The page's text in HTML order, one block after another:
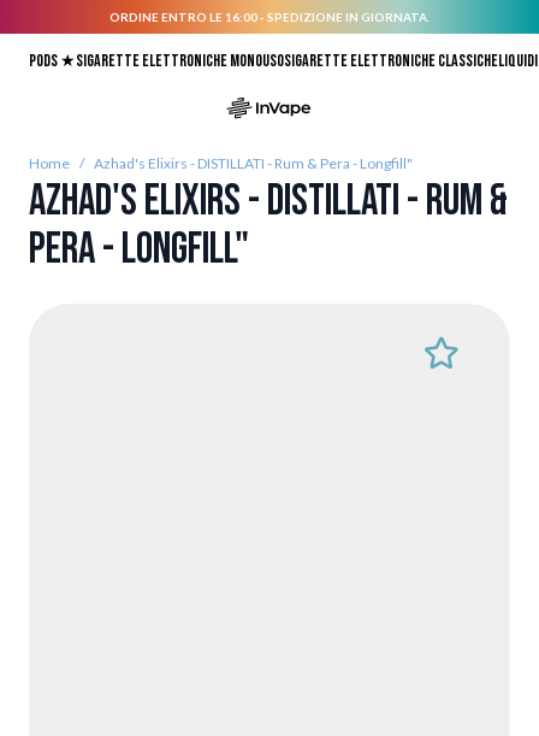
ORDINE ENTRO LE 16:00 - SPEDIZIONE IN GIORNATA.
Pods ★Sigarette elettroniche monousoSigarette elettroniche classiche
Home / Azhad's Elixirs - DISTILLATI - Rum & Pera - Longfill"
Azhad's Elixirs - DISTILLATI - Rum &
Pera - Longfill"